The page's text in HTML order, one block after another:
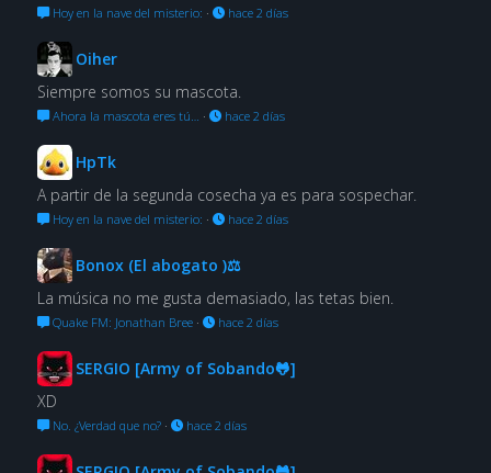
Hoy en la nave del misterio: · hace 2 días
Oiher
Siempre somos su mascota.
Ahora la mascota eres tú… · hace 2 días
HpTk
A partir de la segunda cosecha ya es para sospechar.
Hoy en la nave del misterio: · hace 2 días
Bonox (El abogato )⚖
La música no me gusta demasiado, las tetas bien.
Quake FM: Jonathan Bree· hace 2 días
SERGIO [Army of Sobando🐸]
XD
No. ¿Verdad que no?· hace 2 días